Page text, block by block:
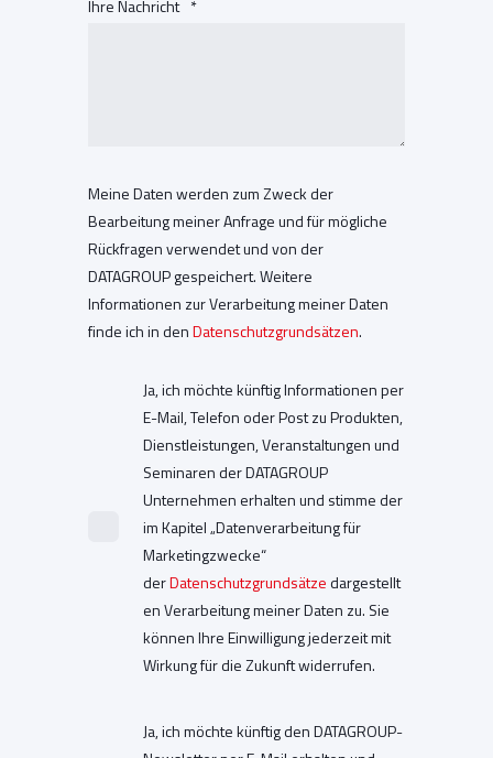
Ihre Nachricht *
Meine Daten werden zum Zweck der
Bearbeitung meiner Anfrage und für mögliche
Rückfragen verwendet und von der
DATAGROUP gespeichert. Weitere
Informationen zur Verarbeitung meiner Daten
finde ich in denDatenschutzgrundsätzen.
Ja, ich möchte künftig Informationen per
E-Mail, Telefon oder Post zu Produkten,
Dienstleistungen, Veranstaltungen und
Seminaren der DATAGROUP
Unternehmen erhalten und stimme der
im Kapitel „Datenverarbeitung für
Marketingzwecke“
derDatenschutzgrundsätzedargestellt
en Verarbeitung meiner Daten zu. Sie
können Ihre Einwilligung jederzeit mit
Wirkung für die Zukunft widerrufen.
Ja, ich möchte künftig den DATAGROUP-